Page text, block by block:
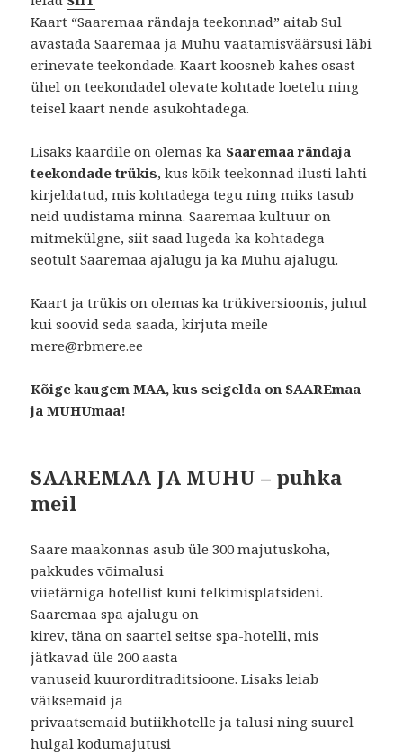
Kaart “Saaremaa rändaja teekonnad” aitab Sul
avastada Saaremaa ja Muhu vaatamisväärsusi läbi
erinevate teekondade. Kaart koosneb kahes osast –
ühel on teekondadel olevate kohtade loetelu ning
teisel kaart nende asukohtadega.
Lisaks kaardile on olemas ka Saaremaa rändaja
teekondade trükis, kus kõik teekonnad ilusti lahti
kirjeldatud, mis kohtadega tegu ning miks tasub
neid uudistama minna. Saaremaa kultuur on
mitmekülgne, siit saad lugeda ka kohtadega
seotult Saaremaa ajalugu ja ka Muhu ajalugu.
Kaart ja trükis on olemas ka trükiversioonis, juhul
kui soovid seda saada, kirjuta meile
mere@rbmere.ee
Kõige kaugem MAA, kus seigelda on SAAREmaa
ja MUHUmaa!
SAAREMAA JA MUHU – puhka
meil
Saare maakonnas asub üle 300 majutuskoha,
pakkudes võimalusi
viietärniga hotellist kuni telkimisplatsideni.
Saaremaa spa ajalugu on
kirev, täna on saartel seitse spa-hotelli, mis
jätkavad üle 200 aasta
vanuseid kuurorditraditsioone. Lisaks leiab
väiksemaid ja
privaatsemaid butiikhotelle ja talusi ning suurel
hulgal kodumajutusi